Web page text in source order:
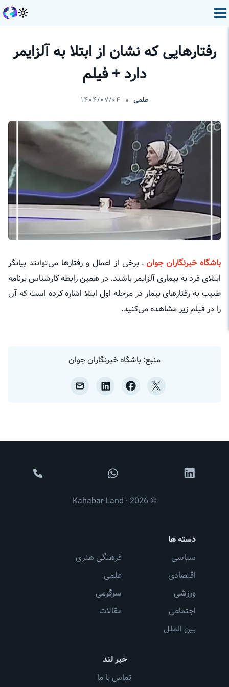
رفتار‌هایی که نشان از ابتلا به آلزایمر
دارد + فیلم
علمی ۱۴۰۴/۰۷/۰۴
باشگاه خبرنگاران جوان ـ برخی از اعمال و رفتارها می‌توانند بیانگر
ابتلای فرد به بیماری آلزایمر باشند. در همین رابطه کارشناس برنامه
طبیب به رفتارهای بیمار در مرحله اول ابتلا اشاره کرده است که آن
را در فیلم زیر مشاهده می‌کنید.
منبع: باشگاه خبرنگاران جوان
خبر لند
تماس با ما
دسته ها
سیاسی
اقتصادی
ورزشی
اجتماعی
بین الملل
فرهنگی هنری
علمی
سرگرمی
مقالات
© 2026 · Kahabar-Land